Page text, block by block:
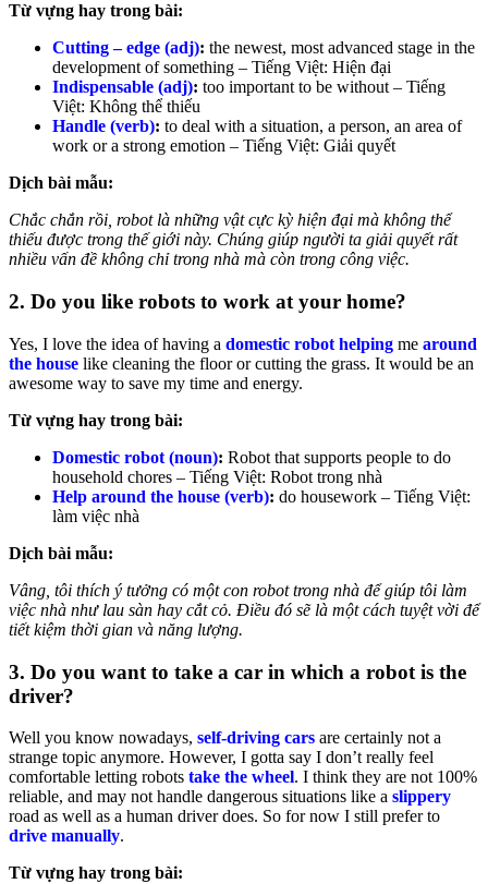
Từ vựng hay trong bài:
Cutting – edge (adj): the newest, most advanced stage in the
development of something – Tiếng Việt: Hiện đại
Indispensable (adj): too important to be without – Tiếng
Việt: Không thể thiếu
Handle (verb): to deal with a situation, a person, an area of
work or a strong emotion – Tiếng Việt: Giải quyết
Dịch bài mẫu:
Chắc chắn rồi, robot là những vật cực kỳ hiện đại mà không thể
thiếu được trong thế giới này. Chúng giúp người ta giải quyết rất
nhiều vấn đề không chỉ trong nhà mà còn trong công việc.
2. Do you like robots to work at your home?
Yes, I love the idea of having a domestic robot helping me around
the house like cleaning the floor or cutting the grass. It would be an
awesome way to save my time and energy.
Từ vựng hay trong bài:
Domestic robot (noun): Robot that supports people to do
household chores – Tiếng Việt: Robot trong nhà
Help around the house (verb): do housework – Tiếng Việt:
làm việc nhà
Dịch bài mẫu:
Vâng, tôi thích ý tưởng có một con robot trong nhà để giúp tôi làm
việc nhà như lau sàn hay cắt cỏ. Điều đó sẽ là một cách tuyệt vời để
tiết kiệm thời gian và năng lượng.
3. Do you want to take a car in which a robot is the
driver?
Well you know nowadays, self-driving cars are certainly not a
strange topic anymore. However, I gotta say I don’t really feel
comfortable letting robots take the wheel. I think they are not 100%
reliable, and may not handle dangerous situations like a slippery
road as well as a human driver does. So for now I still prefer to
drive manually.
Từ vựng hay trong bài: